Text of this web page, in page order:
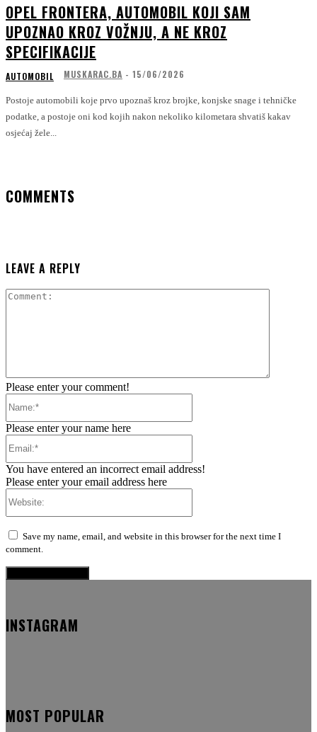
OPEL FRONTERA, AUTOMOBIL KOJI SAM
UPOZNAO KROZ VOŽNJU, A NE KROZ
SPECIFIKACIJE
AUTOMOBIL MUSKARAC.BA - 15/06/2026
Postoje automobili koje prvo upoznaš kroz brojke, konjske snage i tehničke
podatke, a postoje oni kod kojih nakon nekoliko kilometara shvatiš kakav
osjećaj žele...
COMMENTS
LEAVE A REPLY
Please enter your comment!
Please enter your name here
You have entered an incorrect email address!
Please enter your email address here
Save my name, email, and website in this browser for the next time I
comment.
INSTAGRAM
MOST POPULAR